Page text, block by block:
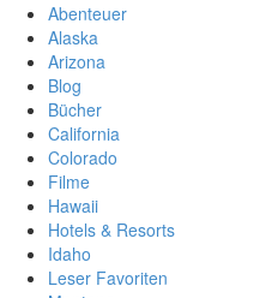
Abenteuer
Alaska
Arizona
Blog
Bücher
California
Colorado
Filme
Hawaii
Hotels & Resorts
Idaho
Leser Favoriten